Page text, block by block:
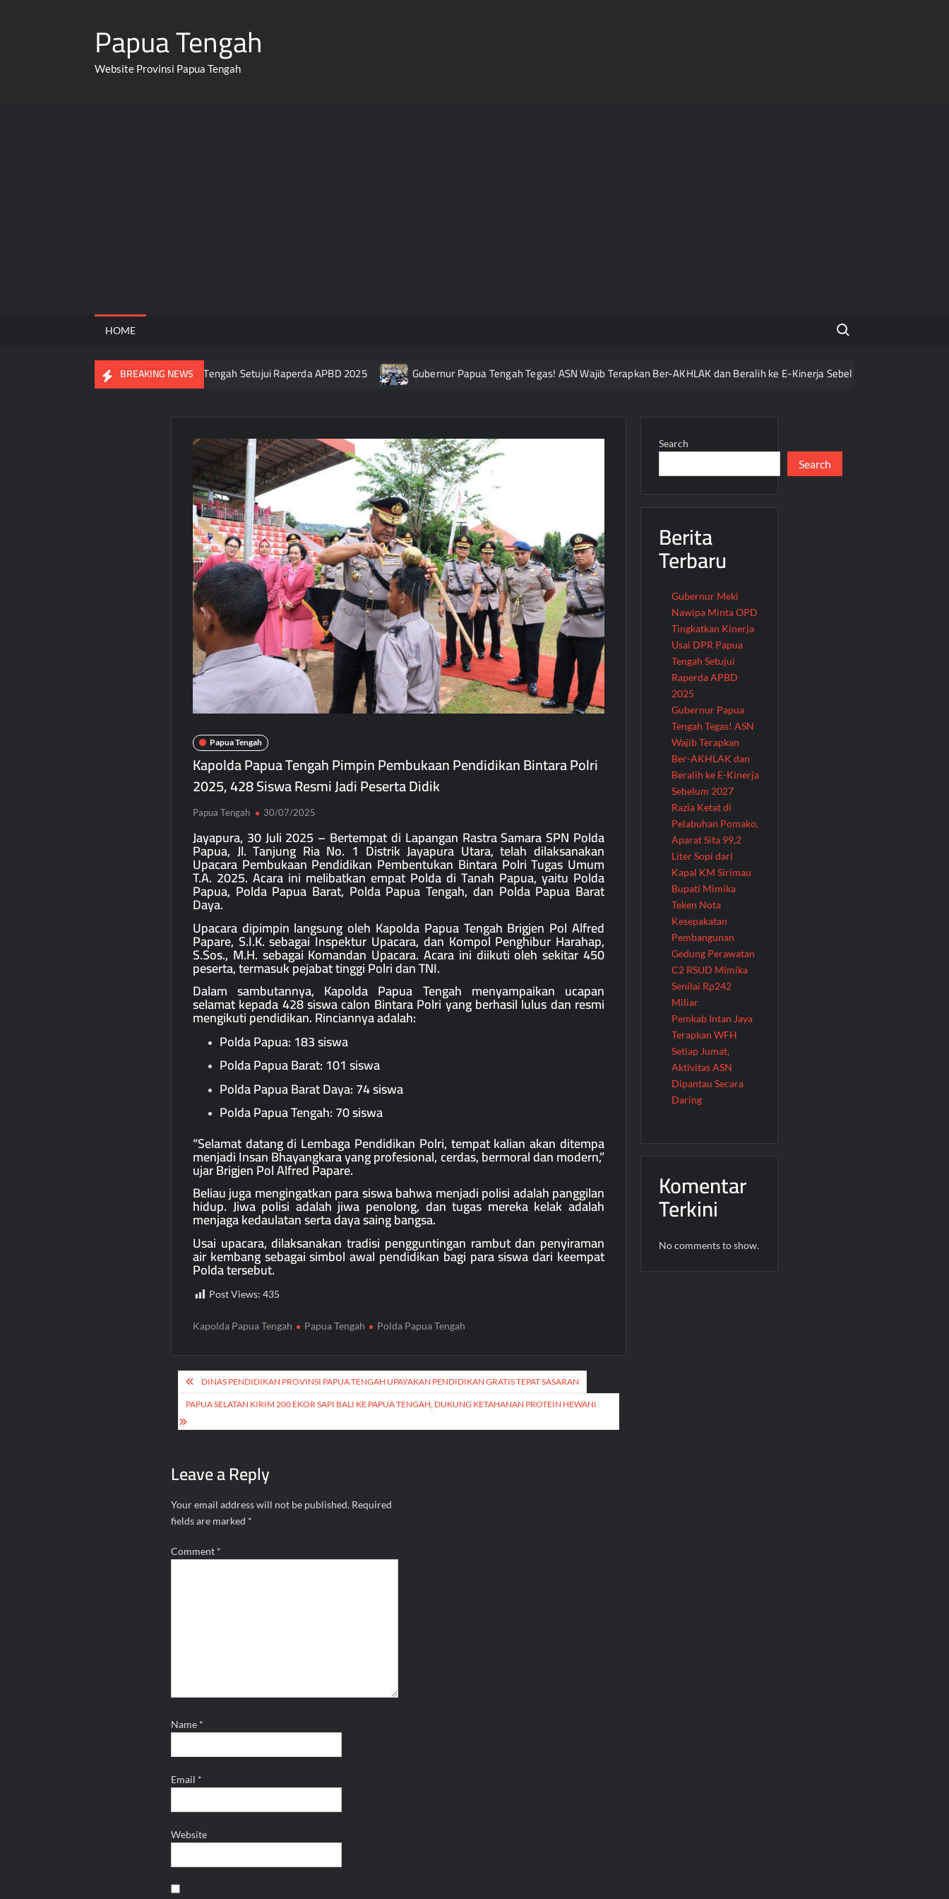
Papua Tengah
Website Provinsi Papua Tengah
HOME
Search for:
BREAKING NEWS
Kinerja Usai DPR Papua Tengah Setujui Raperda APBD 2025 Gubernur Papua Tengah Tegas! ASN Wajib Terapkan Ber-AKHLAK dan Beralih ke E-Kinerja Sebelum 2027
Papua Tengah
Kapolda Papua Tengah Pimpin Pembukaan Pendidikan Bintara Polri
2025, 428 Siswa Resmi Jadi Peserta Didik
Papua Tengah 30/07/2025
Jayapura, 30 Juli 2025 – Bertempat di Lapangan Rastra Samara SPN Polda
Papua, Jl. Tanjung Ria No. 1 Distrik Jayapura Utara, telah dilaksanakan
Upacara Pembukaan Pendidikan Pembentukan Bintara Polri Tugas Umum
T.A. 2025. Acara ini melibatkan empat Polda di Tanah Papua, yaitu Polda
Papua, Polda Papua Barat, Polda Papua Tengah, dan Polda Papua Barat
Daya.
Upacara dipimpin langsung oleh Kapolda Papua Tengah Brigjen Pol Alfred
Papare, S.I.K. sebagai Inspektur Upacara, dan Kompol Penghibur Harahap,
S.Sos., M.H. sebagai Komandan Upacara. Acara ini diikuti oleh sekitar 450
peserta, termasuk pejabat tinggi Polri dan TNI.
Dalam sambutannya, Kapolda Papua Tengah menyampaikan ucapan
selamat kepada 428 siswa calon Bintara Polri yang berhasil lulus dan resmi
mengikuti pendidikan. Rinciannya adalah:
Polda Papua: 183 siswa
Polda Papua Barat: 101 siswa
Polda Papua Barat Daya: 74 siswa
Polda Papua Tengah: 70 siswa
“Selamat datang di Lembaga Pendidikan Polri, tempat kalian akan ditempa
menjadi Insan Bhayangkara yang profesional, cerdas, bermoral dan modern,”
ujar Brigjen Pol Alfred Papare.
Beliau juga mengingatkan para siswa bahwa menjadi polisi adalah panggilan
hidup. Jiwa polisi adalah jiwa penolong, dan tugas mereka kelak adalah
menjaga kedaulatan serta daya saing bangsa.
Usai upacara, dilaksanakan tradisi pengguntingan rambut dan penyiraman
air kembang sebagai simbol awal pendidikan bagi para siswa dari keempat
Polda tersebut.
Post Views: 435
Kapolda Papua Tengah Papua Tengah Polda Papua Tengah
Post
navigation
DINAS PENDIDIKAN PROVINSI PAPUA TENGAH UPAYAKAN PENDIDIKAN GRATIS TEPAT SASARAN
PAPUA SELATAN KIRIM 200 EKOR SAPI BALI KE PAPUA TENGAH, DUKUNG KETAHANAN PROTEIN HEWANI
Leave a Reply
Your email address will not be published. Required
fields are marked *
Comment *
Name *
Email *
Website
Search
Search
Berita
Terbaru
Gubernur Meki
Nawipa Minta OPD
Tingkatkan Kinerja
Usai DPR Papua
Tengah Setujui
Raperda APBD
2025
Gubernur Papua
Tengah Tegas! ASN
Wajib Terapkan
Ber-AKHLAK dan
Beralih ke E-Kinerja
Sebelum 2027
Razia Ketat di
Pelabuhan Pomako,
Aparat Sita 99,2
Liter Sopi dari
Kapal KM Sirimau
Bupati Mimika
Teken Nota
Kesepakatan
Pembangunan
Gedung Perawatan
C2 RSUD Mimika
Senilai Rp242
Miliar
Pemkab Intan Jaya
Terapkan WFH
Setiap Jumat,
Aktivitas ASN
Dipantau Secara
Daring
Komentar
Terkini
No comments to show.